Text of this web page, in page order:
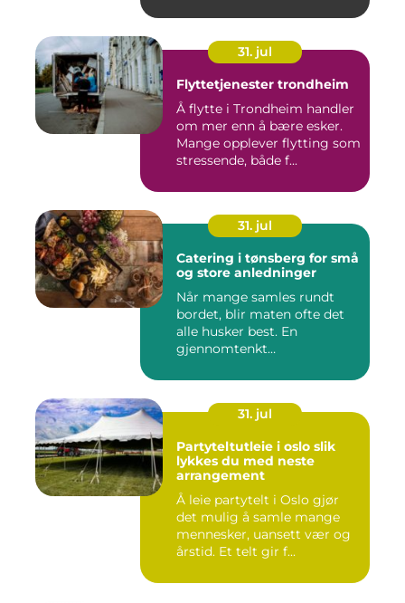
31. jul
Flyttetjenester trondheim
Å flytte i Trondheim handler
om mer enn å bære esker.
Mange opplever flytting som
stressende, både f...
31. jul
Catering i tønsberg for små
og store anledninger
Når mange samles rundt
bordet, blir maten ofte det
alle husker best. En
gjennomtenkt
31. jul
Partyteltutleie i oslo slik
lykkes du med neste
arrangement
Å leie partytelt i Oslo gjør
det mulig å samle mange
mennesker, uansett vær og
årstid. Et telt gir f...